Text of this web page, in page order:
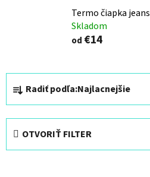
Termo čiapka jeans
Skladom
od €14
R
a
d
Radiť podľa:Najlacnejšie
OTVORIŤ FILTER